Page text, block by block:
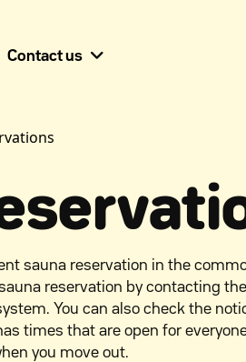
Contact us
sauna reservation in the
reservation by contacting
You can also check the
times that are open for
you move out.